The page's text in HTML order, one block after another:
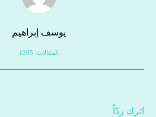
يوسف إبراهيم
المقالات: 1295
اترك ردّاً